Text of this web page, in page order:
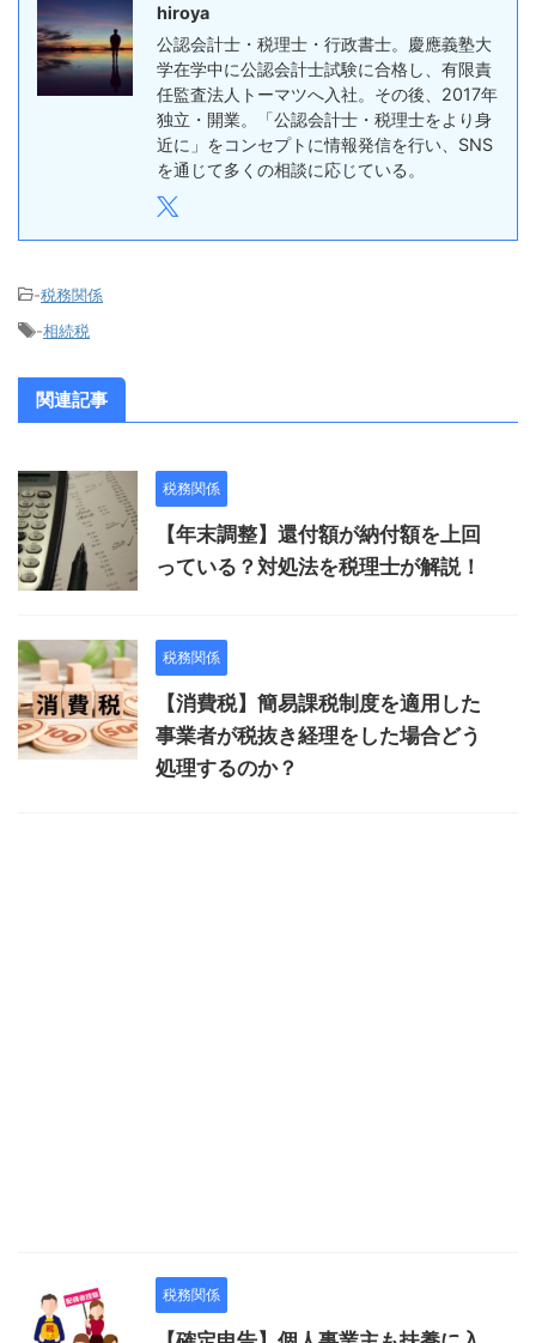
hiroya
公認会計士・税理士・行政書士。慶應義塾大
学在学中に公認会計士試験に合格し、有限責
任監査法人トーマツへ入社。その後、2017年
独立・開業。「公認会計士・税理士をより身
近に」をコンセプトに情報発信を行い、SNS
を通じて多くの相談に応じている。
-税務関係
-相続税
関連記事
税務関係
【年末調整】還付額が納付額を上回
っている？対処法を税理士が解説！
税務関係
【消費税】簡易課税制度を適用した
事業者が税抜き経理をした場合どう
処理するのか？
税務関係